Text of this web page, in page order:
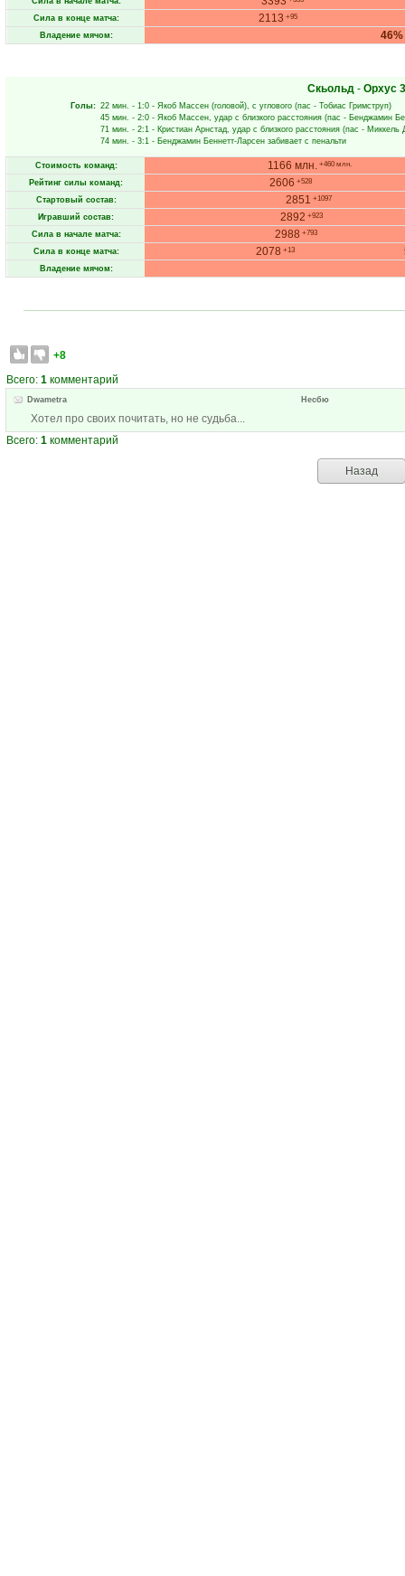
Сила в конце матча: 2113 +95
Владение мячом: 46%
Скьольд - Орхус
Голы: 22 мин. - 1:0 - Якоб Массен (головой), с углового (пас - Тобиас Гримструп)
45 мин. - 2:0 - Якоб Массен, удар с близкого расстояния (пас - Бенджамин
71 мин. - 2:1 - Кристиан Арнстад, удар с близкого расстояния (пас - Миккель
74 мин. - 3:1 - Бенджамин Беннетт-Ларсен забивает с пенальти
Стоимость команд: 1166 млн. +460 млн.
Рейтинг силы команд: 2606 +528
Стартовый состав: 2851 +1097
Игравший состав: 2892 +923
Сила в начале матча: 2988 +793
Сила в конце матча: 2078 +13
Владение мячом:
+8
Всего: 1 комментарий
Dwametra Несбю
Хотел про своих почитать, но не судьба...
Всего: 1 комментарий
Назад